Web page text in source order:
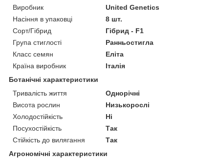
Виробник
United Genetics
Насіння в упаковці
8 шт.
Сорт/Гібрид
Гібрид - F1
Група стиглості
Ранньостигла
Класс семян
Еліта
Країна виробник
Італія
Ботанічні характеристики
Тривалість життя
Однорічні
Висота рослин
Низькорослі
Холодостійкість
Ні
Посухостійкість
Так
Стійкість до вилягання
Так
Агрономічні характеристики